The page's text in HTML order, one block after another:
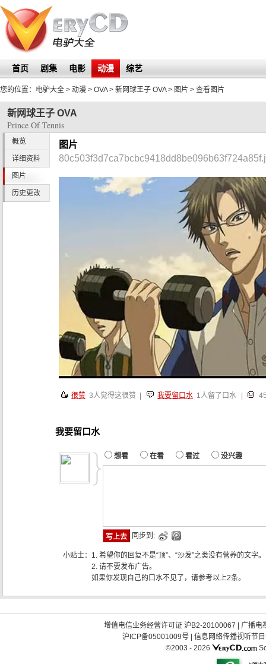
首页 剧集 电影 动漫 综艺
您的位置： 电驴大全 > 动漫 > OVA > 新网球王子 OVA> 图片 > 查看图片
新网球王子 OVA
Prince Of Tennis
概览
详细资料
图片
历史更改
图片
很赞 3人觉得这很赞 | 我要留口水 1人留了口水
我要留口水
想看 在看 看过 没兴趣
同步到:
小贴士： 1. 希望你的回复不是“顶”、“沙发”之类没有营养的文字。
2. 请不要发布广告。
如果你发现自己的口水不见了，请参考以上2条。
增值电信业务经营许可证 沪B2-20100067 | 广播电
沪ICP备05001009号| 信息网络传播视听节
©2003 - 2026